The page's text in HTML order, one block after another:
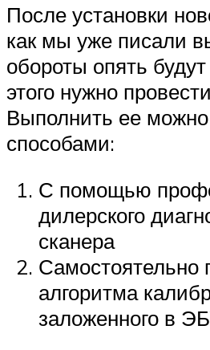
После установки
как мы уже писали
обороты опять
этого нужно
Выполнить ее
способами:
С помощью
дилерского
сканера
алгоритма
заложенного в